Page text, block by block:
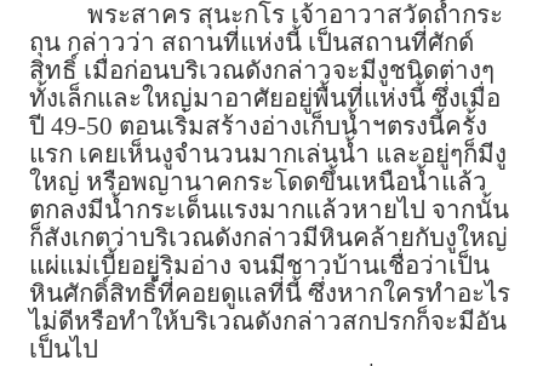
พระสาคร สุนะกโร เจ้าอาวาสวัดถ้ำกระ
ถุน กล่าวว่า สถานที่แห่งนี้ เป็นสถานที่ศักด์
สิทธิ์ เมื่อก่อนบริเวณดังกล่าวจะมีงูชนิดต่างๆ
ทั้งเล็กและใหญ่มาอาศัยอยู่พื้นที่แห่งนี้ ซึ่งเมื่อ
ปี 49-50 ตอนเริ่มสร้างอ่างเก็บน้ำฯตรงนี้ครั้ง
แรก เคยเห็นงูจำนวนมากเล่นน้ำ และอยู่ๆก็มีงู
ใหญ่ หรือพญานาคกระโดดขึ้นเหนือน้ำแล้ว
ตกลงมีน้ำกระเด็นแรงมากแล้วหายไป จากนั้น
ก็สังเกตว่าบริเวณดังกล่าวมีหินคล้ายกับงูใหญ่
แผ่แม่เบี้ยอยู่ริมอ่าง จนมีชาวบ้านเชื่อว่าเป็น
หินศักดิ์สิทธิ์ที่คอยดูแลที่นี้ ซึ่งหากใครทำอะไร
ไม่ดีหรือทำให้บริเวณดังกล่าวสกปรกก็จะมีอัน
เป็นไป